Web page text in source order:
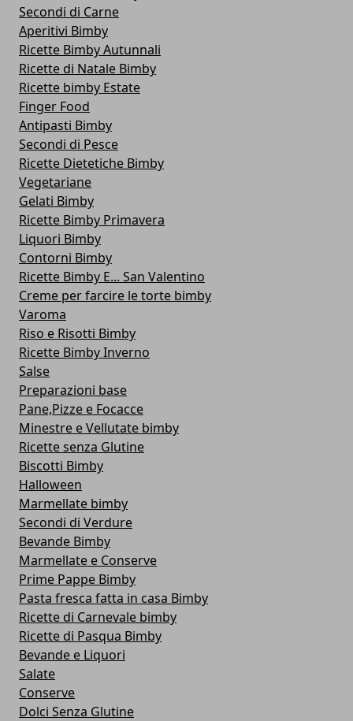
Secondi di Carne
Aperitivi Bimby
Ricette Bimby Autunnali
Ricette di Natale Bimby
Ricette bimby Estate
Finger Food
Antipasti Bimby
Secondi di Pesce
Ricette Dietetiche Bimby
Vegetariane
Gelati Bimby
Ricette Bimby Primavera
Liquori Bimby
Contorni Bimby
Ricette Bimby E... San Valentino
Creme per farcire le torte bimby
Varoma
Riso e Risotti Bimby
Ricette Bimby Inverno
Salse
Preparazioni base
Pane,Pizze e Focacce
Minestre e Vellutate bimby
Ricette senza Glutine
Biscotti Bimby
Halloween
Marmellate bimby
Secondi di Verdure
Bevande Bimby
Marmellate e Conserve
Prime Pappe Bimby
Pasta fresca fatta in casa Bimby
Ricette di Carnevale bimby
Ricette di Pasqua Bimby
Bevande e Liquori
Salate
Conserve
Dolci Senza Glutine